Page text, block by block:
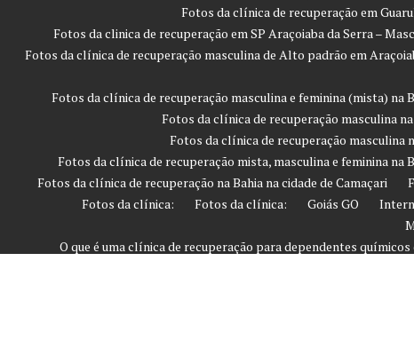
Fotos da clínica de recuperação em
Fotos da clinica de recuperação em SP Araçoiaba da Serra –
Fotos da clínica de recuperação masculina de Alto padrão em
Fotos da clínica de recuperação masculina e feminina (mista) na
Fotos da clínica de recuperação masculina
Fotos da clínica de recuperação masculina
Fotos da clínica de recuperação mista, masculina e feminina na
Fotos da clínica de recuperação na Bahia na cidade de Camaçari
Fotos da clínica:
Fotos da clínica: Goiás GO
O que é uma clínica de recuperação para dependentes